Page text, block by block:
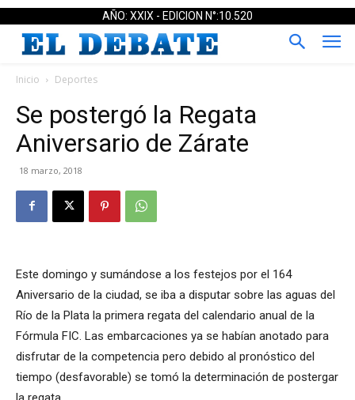
AÑO: XXIX - EDICION N°:10.520
Inicio Deportes
Se postergó la Regata
Aniversario de Zárate
18 marzo, 2018
Este domingo y sumándose a los festejos por el 164
Aniversario de la ciudad, se iba a disputar sobre las aguas del
Río de la Plata la primera regata del calendario anual de la
Fórmula FIC. Las embarcaciones ya se habían anotado para
disfrutar de la competencia pero debido al pronóstico del
tiempo (desfavorable) se tomó la determinación de postergar